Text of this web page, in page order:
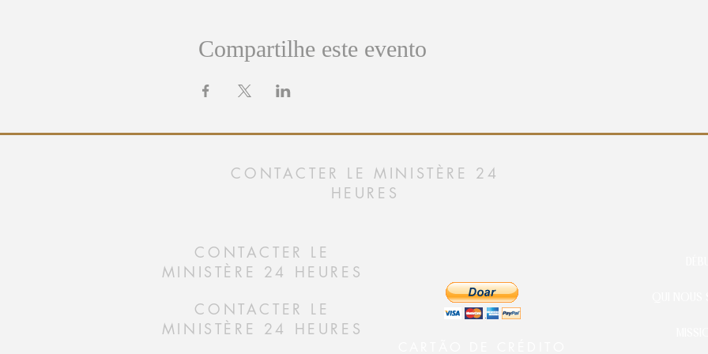
Compartilhe este evento
CONTACTER LE MINISTÈRE 24
HEURES
CONTACTER LE
MINISTÈRE 24 HEURES
CONTACTER LE
MINISTÈRE 24 HEURES